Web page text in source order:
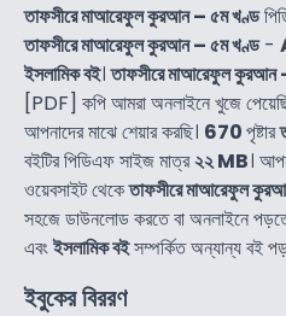
তাফসীরে মাআরেফুল কুরআন – ৫ম খণ্ড
তাফসীরে মাআরেফুল কুরআন – ৫ম খণ্ড-
ইসলামিক বই।তাফসীরে মাআরেফুল কুরআন
[PDF] কপি আমরা অনলাইনে খুজে
আপনাদের মাঝে শেয়ার করছি। 670পৃষ্টার
বইটির পিডিএফ সাইজ মাত্র২২ MB।
ওয়েবসাইট থেকেতাফসীরে মাআরেফুল
সহজে ডাউনলোড করতে বা অনলাইনে
এবংইসলামিক বইসম্পর্কিত অন্যান্য বই
ইবুকের বিররণ